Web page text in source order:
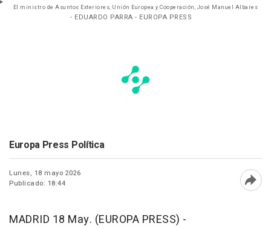
El ministro de Asuntos Exteriores, Unión Europea y Cooperación, José Manuel Albares
- EDUARDO PARRA - EUROPA PRESS
Europa Press Política
Lunes, 18 mayo 2026
Publicado: 18:44
MADRID 18 May. (EUROPA PRESS) -